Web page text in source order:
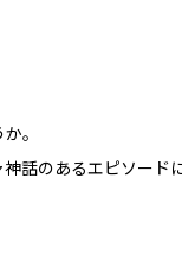
。
話のあるエピソード